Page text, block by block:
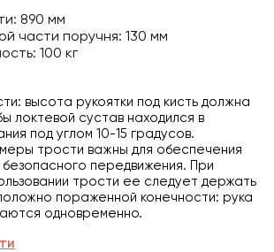
890 мм
части поручня: 130 мм
100 кг
высота рукоятки под кисть должна
локтевой сустав находился в
под углом 10-15 градусов.
трости важны для обеспечения
передвижения. При
трости ее следует держать
пораженной конечности: рука
одновременно.